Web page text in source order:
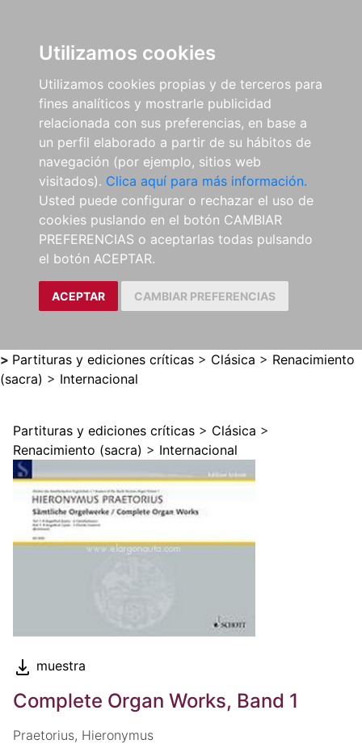
Utilizamos cookies
Utilizamos cookies propias y de terceros para
fines analíticos y mostrarle publicidad
relacionada con sus preferencias, en base a
un perfil elaborado a partir de su hábitos de
navegación (por ejemplo, sitios web
visitados). Clica aquí para más información.
Usted puede configurar o rechazar el uso de
cookies puslando en el botón CAMBIAR
PREFERENCIAS o aceptarlas todas pulsando
el botón ACEPTAR.
ACEPTAR CAMBIAR PREFERENCIAS
> Partituras y ediciones críticas > Clásica > Renacimiento
(sacra) > Internacional
Partituras y ediciones críticas > Clásica >
Renacimiento (sacra) > Internacional
muestra
Complete Organ Works, Band 1
Praetorius, Hieronymus